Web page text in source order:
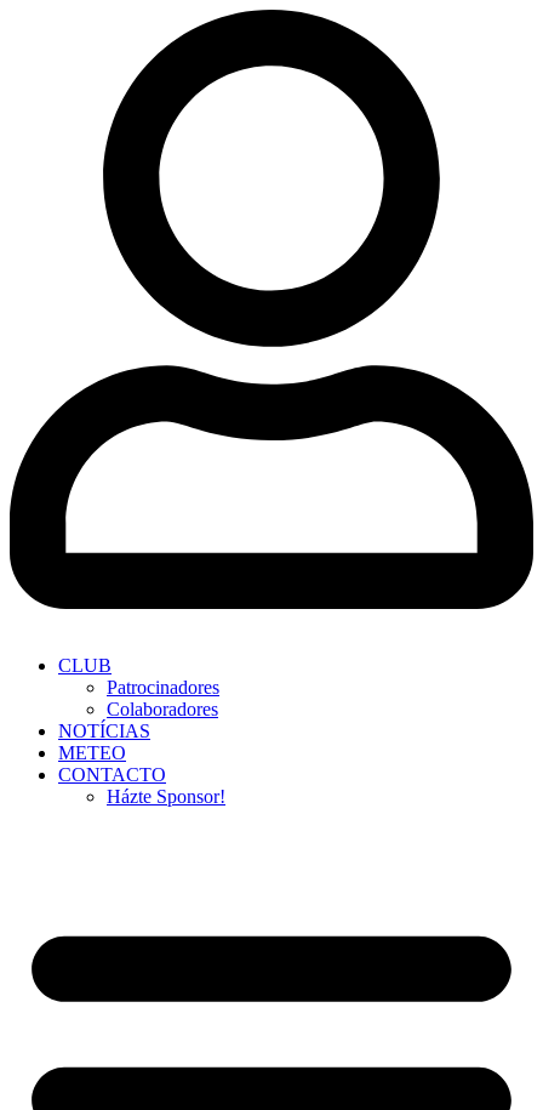
CLUB
Patrocinadores
Colaboradores
NOTÍCIAS
METEO
CONTACTO
Házte Sponsor!